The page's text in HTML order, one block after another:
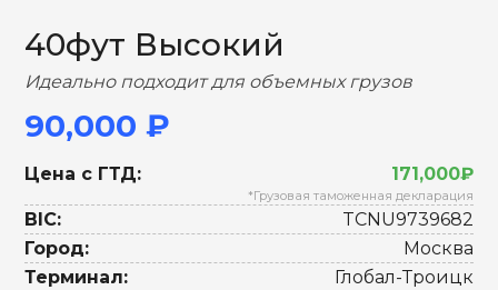
40фут Высокий
Идеально подходит для объемных грузов
90,000 ₽
Цена с ГТД: 171,000₽
*Грузовая таможенная декларация
BIC:
TCNU9739682
Город:
Москва
Терминал:
Глобал-Троицк